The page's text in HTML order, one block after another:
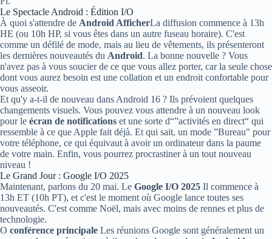
Le Spectacle Android : Édition I/O
À quoi s'attendre de Android AfficherLa diffusion commence à 13h
HE (ou 10h HP, si vous êtes dans un autre fuseau horaire). C'est
comme un défilé de mode, mais au lieu de vêtements, ils présenteront
les dernières nouveautés du Android. La bonne nouvelle ? Vous
n'avez pas à vous soucier de ce que vous allez porter, car la seule chose
dont vous aurez besoin est une collation et un endroit confortable pour
vous asseoir.
Et qu'y a-t-il de nouveau dans Android 16 ? Ils prévoient quelques
changements visuels. Vous pouvez vous attendre à un nouveau look
pour le écran de notifications et une sorte d“”activités en direct“ qui
ressemble à ce que Apple fait déjà. Et qui sait, un mode ”Bureau" pour
votre téléphone, ce qui équivaut à avoir un ordinateur dans la paume
de votre main. Enfin, vous pourrez procrastiner à un tout nouveau
niveau !
Le Grand Jour : Google I/O 2025
Maintenant, parlons du 20 mai. Le Google I/O 2025 Il commence à
13h ET (10h PT), et c'est le moment où Google lance toutes ses
nouveautés. C'est comme Noël, mais avec moins de rennes et plus de
technologie.
O conférence principale Les réunions Google sont généralement un